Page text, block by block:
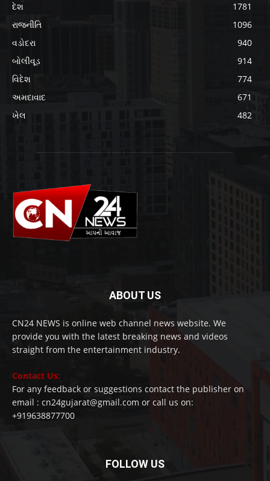
દેશ
1781
રાજનીતિ
1096
વડોદરા
940
બોલીવૂડ
914
વિદેશ
774
અમદાવાદ
671
ખેલ
482
ABOUT US
CN24 NEWS is online web channel news website. We
provide you with the latest breaking news and videos
straight from the entertainment industry.
Contact Us:
For any feedback or suggestions contact the publisher on
email : cn24gujarat@gmail.com or call us on:
+919638877700
FOLLOW US